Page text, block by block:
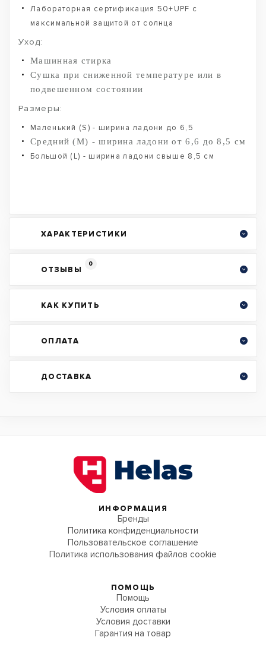
Лабораторная сертификация 50+UPF с
максимальной защитой от солнца
Уход:
Машинная стирка
Сушка при сниженной температуре или в
подвешенном состоянии
Размеры:
Маленький (S) - ширина ладони до 6,5
Средний (M) - ширина ладони от 6,6 до 8,5 см
Большой (L) - ширина ладони свыше 8,5 см
ХАРАКТЕРИСТИКИ
ОТЗЫВЫ
0
КАК КУПИТЬ
ОПЛАТА
ДОСТАВКА
ИНФОРМАЦИЯ
Бренды
Политика конфиденциальности
Пользовательское соглашение
Политика использования файлов cookie
ПОМОЩЬ
Помощь
Условия оплаты
Условия доставки
Гарантия на товар